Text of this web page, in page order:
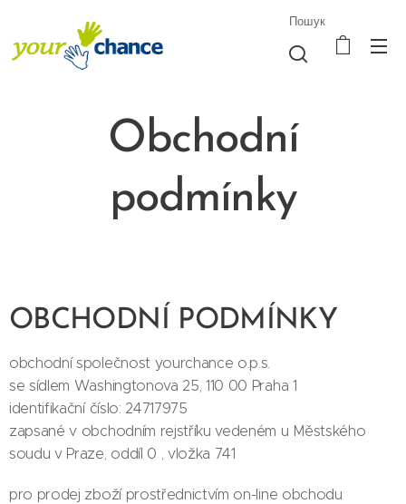
Пошук
Obchodní
podmínky
OBCHODNÍ PODMÍNKY
obchodní společnost yourchance o.p.s.
se sídlem Washingtonova 25, 110 00 Praha 1
identifikační číslo: 24717975
zapsané v obchodním rejstříku vedeném u Městského
soudu v Praze, oddíl 0 , vložka 741
pro prodej zboží prostřednictvím on-line obchodu